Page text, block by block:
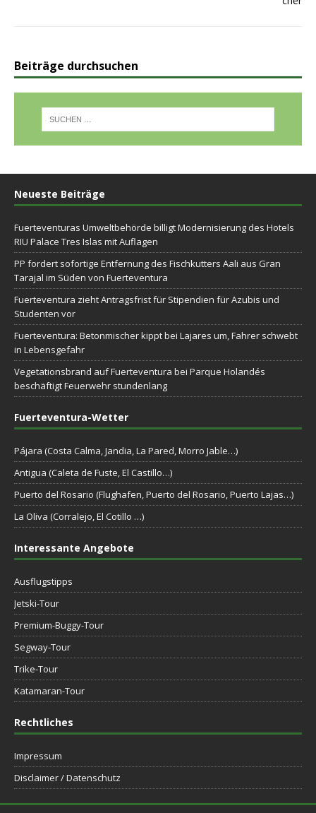
Beiträge durchsuchen
Neueste Beiträge
Fuerteventuras Umweltbehörde billigt Modernisierung des Hotels
RIU Palace Tres Islas mit Auflagen
PP fordert sofortige Entfernung des Fischkutters Aali aus Gran
Tarajal im Süden von Fuerteventura
Fuerteventura zieht Antragsfrist für Stipendien für Azubis und
Studenten vor
Fuerteventura: Betonmischer kippt bei Lajares um, Fahrer schwebt
in Lebensgefahr
Vegetationsbrand auf Fuerteventura bei Parque Holandés
beschäftigt Feuerwehr stundenlang
Fuerteventura-Wetter
Pájara (Costa Calma, Jandia, La Pared, Morro Jable…)
Antigua (Caleta de Fuste, El Castillo…)
Puerto del Rosario (Flughafen, Puerto del Rosario, Puerto Lajas…)
La Oliva (Corralejo, El Cotillo …)
Interessante Angebote
Ausflugstipps
Jetski-Tour
Premium-Buggy-Tour
Segway-Tour
Trike-Tour
Katamaran-Tour
Rechtliches
Impressum
Disclaimer / Datenschutz